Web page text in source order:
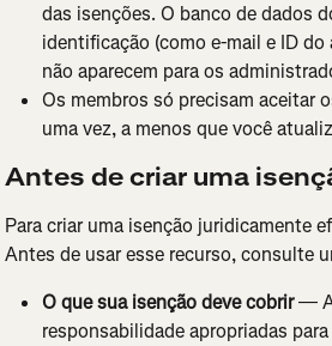
das isenções. O banco de dados
identificação (como e-mail e ID
não aparecem para os
Os membros só precisam aceitar
uma vez, a menos que você
Antes de criar uma
Para criar uma isenção juridicamente
Antes de usar esse recurso, consulte
O que sua isenção deve cobrir —
responsabilidade apropriadas